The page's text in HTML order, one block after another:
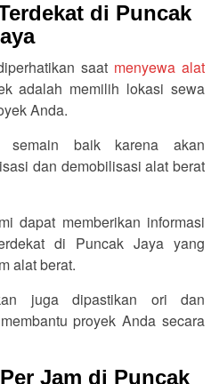
di Puncak
saat menyewa alat
adalah memilih lokasi sewa
Anda.
semain baik karena akan
dan demobilisasi alat berat
dapat memberikan informasi
di Puncak Jaya yang
alat berat.
juga dipastikan ori dan
proyek Anda secara
Jam di Puncak